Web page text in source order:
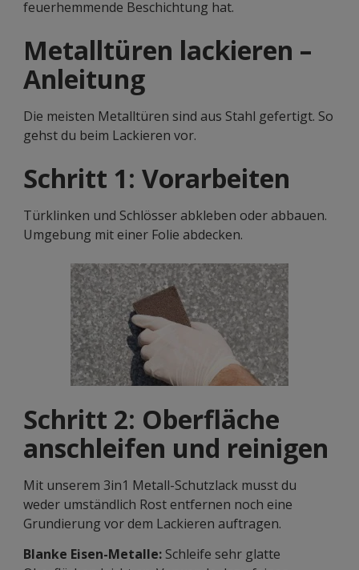
feuerhemmende Beschichtung hat.
Metalltüren lackieren –
Anleitung
Die meisten Metalltüren sind aus Stahl gefertigt. So
gehst du beim Lackieren vor.
Schritt 1: Vorarbeiten
Türklinken und Schlösser abkleben oder abbauen.
Umgebung mit einer Folie abdecken.
Schritt 2: Oberfläche
anschleifen und reinigen
Mit unserem 3in1 Metall-Schutzlack musst du
weder umständlich Rost entfernen noch eine
Grundierung vor dem Lackieren auftragen.
Blanke Eisen-Metalle: Schleife sehr glatte